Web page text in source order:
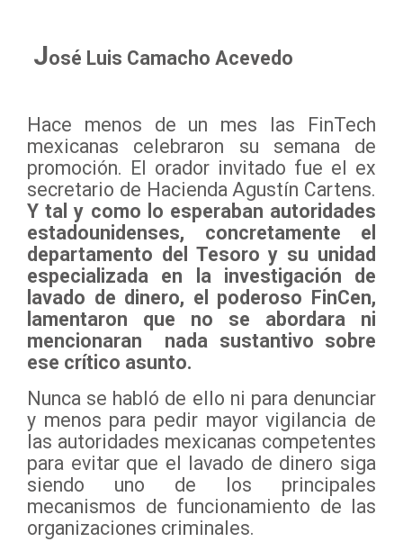
José Luis Camacho Acevedo
Hace menos de un mes las FinTech
mexicanas celebraron su semana de
promoción. El orador invitado fue el ex
secretario de Hacienda Agustín Cartens.
Y tal y como lo esperaban autoridades
estadounidenses, concretamente el
departamento del Tesoro y su unidad
especializada en la investigación de
lavado de dinero, el poderoso FinCen,
lamentaron que no se abordara ni
mencionaran nada sustantivo sobre
ese crítico asunto.
Nunca se habló de ello ni para denunciar
y menos para pedir mayor vigilancia de
las autoridades mexicanas competentes
para evitar que el lavado de dinero siga
siendo uno de los principales
mecanismos de funcionamiento de las
organizaciones criminales.